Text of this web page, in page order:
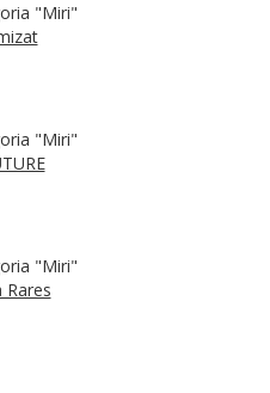
"Miri"
"Miri"
"Miri"
Rares